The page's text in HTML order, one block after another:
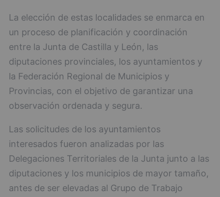
La elección de estas localidades se enmarca en
un proceso de planificación y coordinación
entre la Junta de Castilla y León, las
diputaciones provinciales, los ayuntamientos y
la Federación Regional de Municipios y
Provincias, con el objetivo de garantizar una
observación ordenada y segura.
Las solicitudes de los ayuntamientos
interesados fueron analizadas por las
Delegaciones Territoriales de la Junta junto a las
diputaciones y los municipios de mayor tamaño,
antes de ser elevadas al Grupo de Trabajo